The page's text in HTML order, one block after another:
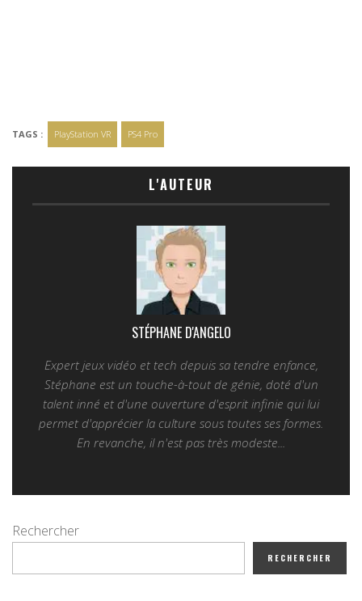
TAGS : PlayStation VR PS4 Pro
L'AUTEUR
STÉPHANE D'ANGELO
Expert jeux vidéo et tech depuis sa tendre enfance,
Stéphane est un touche-à-tout de génie, doté d'un
talent inné et d'une ouverture d'esprit infinie qui lui
permet d'apprécier la culture sous toutes ses formes.
En revanche, il n'est pas très modeste...
Rechercher
RECHERCHER